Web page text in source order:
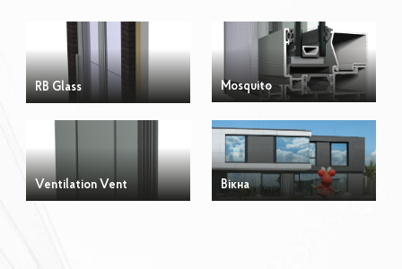
RB Glass Mosquito
Ventilation Vent Вікна